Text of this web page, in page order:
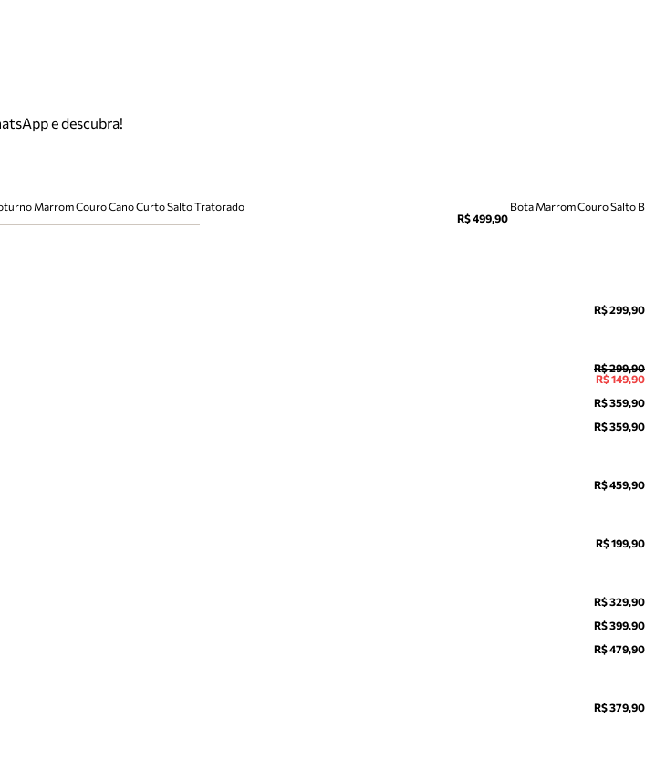
e descubra!
Marrom Couro Cano Curto Salto Tratorado
R$ 499,90
Bota Marrom Couro Salto
R$ 299,90
R$ 299,90
R$ 149,90
R$ 359,90
R$ 359,90
R$ 459,90
R$ 199,90
R$ 329,90
R$ 399,90
R$ 479,90
R$ 379,90